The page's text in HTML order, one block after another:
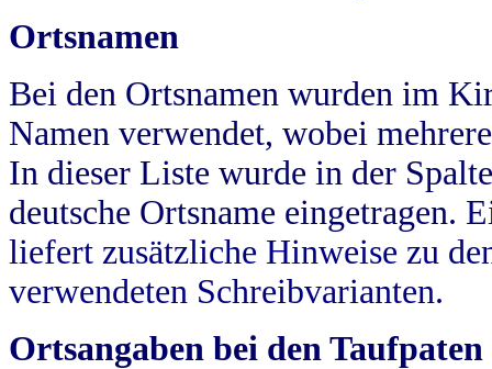
Ortsnamen
Bei den Ortsnamen wurden im
Namen verwendet, wobei
In dieser Liste wurde in der
deutsche Ortsname eingetragen.
liefert zusätzliche Hinweise zu
verwendeten Schreibvarianten.
Ortsangaben bei den Taufpaten